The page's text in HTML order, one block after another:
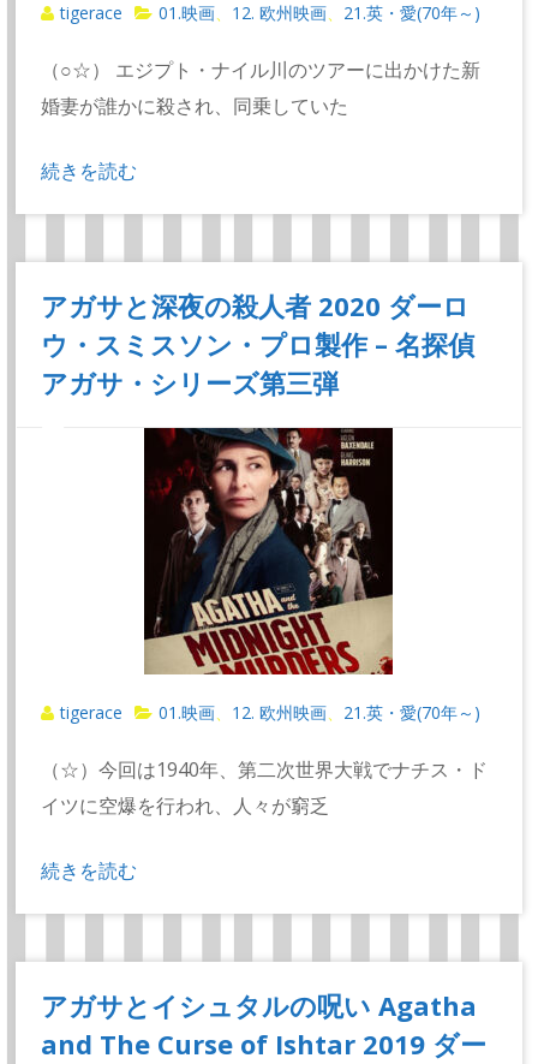
tigerace 01.映画 12. 欧州映画 21.英・愛(70年～)
（○☆） エジプト・ナイル川のツアーに出かけた新
婚妻が誰かに殺され、同乗していた
続きを読む
アガサと深夜の殺人者 2020 ダーロ
ウ・スミスソン・プロ製作 – 名探偵
アガサ・シリーズ第三弾
tigerace 01.映画 12. 欧州映画 21.英・愛(70年～)
（☆）今回は1940年、第二次世界大戦でナチス・ド
イツに空爆を行われ、人々が窮乏
続きを読む
アガサとイシュタルの呪い Agatha
and The Curse of Ishtar 2019 ダー